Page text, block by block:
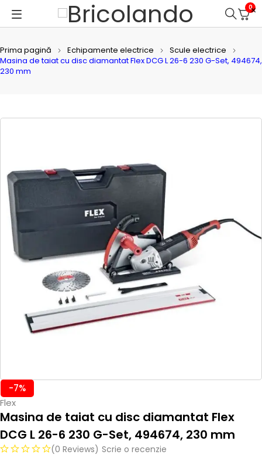
0
Prima pagină Echipamente electrice
Scule electrice
Masina de taiat cu disc diamantat Flex DCG L 26-6 230 G-Set, 494674,
230 mm
-7%
Flex
Masina de taiat cu disc diamantat Flex
DCG L 26-6 230 G-Set, 494674, 230 mm
(0 Reviews) Scrie o recenzie